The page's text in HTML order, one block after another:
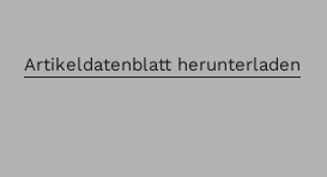
Artikeldatenblatt herunterladen